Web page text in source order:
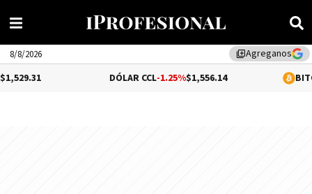
library_addAgreganos
8/8/2026
-1.25%$1,556.14 0.01%